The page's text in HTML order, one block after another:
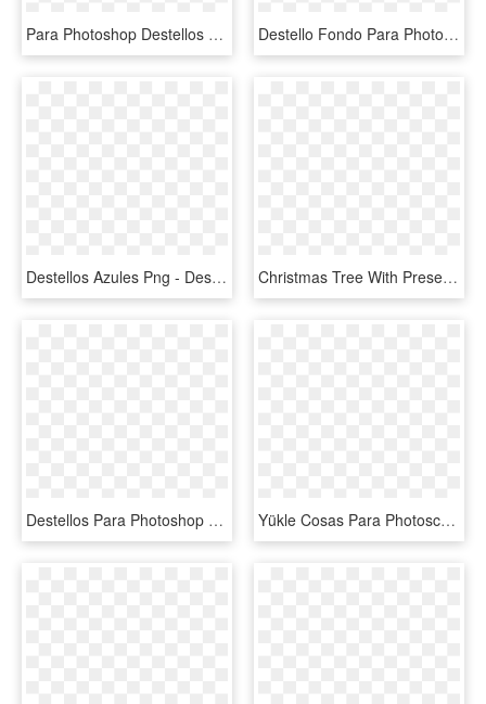
Para Photoshop Destellos Colgantes Estrellas Png Fondos - Line Art, Transparent Png Destello Fondo Para Photoshop Png , Png Download - Adornos Para Photoshop En Png, Transparent Png
Destellos Azules Png - Destellos Png Para Photoshop, Transparent Png Christmas Tree With Presents Clipart Clipart Panda - Fondo De Estrellas Para Tarjeta Navidad, HD Png Download
Destellos Para Photoshop Render, HD Png Download Yükle Cosas Para Photoscape - Renkli Yıldız Png, Transparent Png